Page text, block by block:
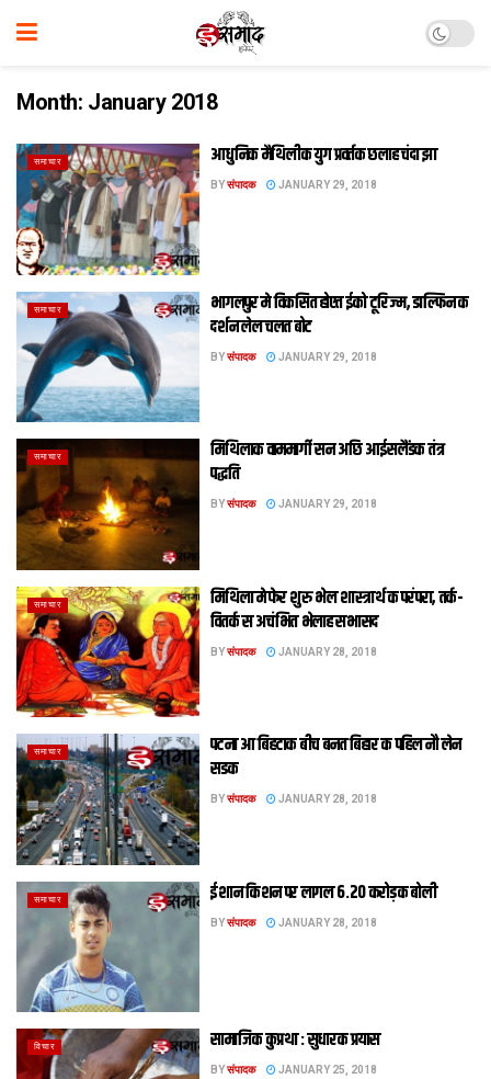
Month: January 2018
समाचार आधुनिक मैथिलीक युग प्रवर्तक छलाह चंदा झा
BYसंपादक JANUARY 29, 2018
समाचार
भागलपुर मे विकसित होएत ईको टूरिज्म, डाल्फिन क
दर्शन लेल चलत बोट
BYसंपादक JANUARY 29, 2018
समाचार
मिथिलाक वाममार्गी सन अछि आईसलैंडक तंत्र
पद्धति
BYसंपादक JANUARY 29, 2018
समाचार
मिथिला मे फेर शुरु भेल शास्त्रार्थ क परंपरा, तर्क-
वितर्क स अचंभित भेलाह सभासद
BYसंपादक JANUARY 28, 2018
समाचार
पटना आ बिहटाक बीच बनत बिहार क पहिल नौ लेन
सडक
BYसंपादक JANUARY 28, 2018
समाचार ईशान किशन पर लागल 6.20 करोड़क बोली
BYसंपादक JANUARY 28, 2018
विचार सामाजिक कुप्रथा : सुधारक प्रयास
BYसंपादक JANUARY 25, 2018